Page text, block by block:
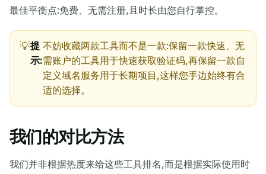
最佳平衡点:免费、无需注册,且时长由您自行掌控。
提
示:
不妨收藏两款工具而不是一款:保留一款快速、无
需账户的工具用于快速获取验证码,再保留一款自
定义域名服务用于长期项目,这样您手边始终有合
适的选择。
我们的对比方法
我们并非根据热度来给这些工具排名,而是根据实际使用时